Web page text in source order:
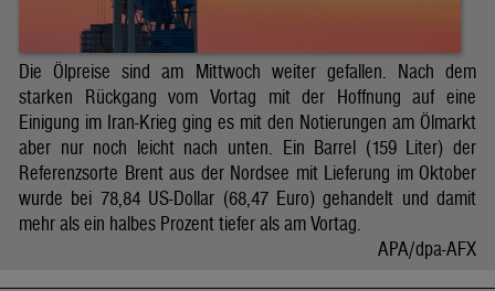
Die Ölpreise sind am Mittwoch weiter gefallen. Nach dem
starken Rückgang vom Vortag mit der Hoffnung auf eine
Einigung im Iran-Krieg ging es mit den Notierungen am Ölmarkt
aber nur noch leicht nach unten. Ein Barrel (159 Liter) der
Referenzsorte Brent aus der Nordsee mit Lieferung im Oktober
wurde bei 78,84 US-Dollar (68,47 Euro) gehandelt und damit
mehr als ein halbes Prozent tiefer als am Vortag.
APA/dpa-AFX